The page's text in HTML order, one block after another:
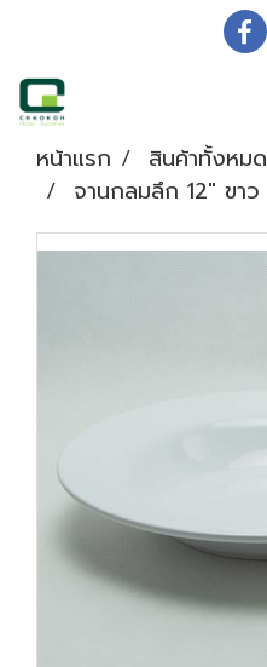
หน้าแรก สินค้าทั้งหมด
จานกลมลึก 12" ขาว